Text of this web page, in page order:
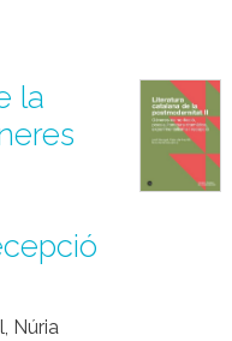
la
Núria